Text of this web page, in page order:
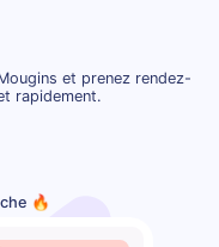
et prenez rendez-
rapidement.
🔥